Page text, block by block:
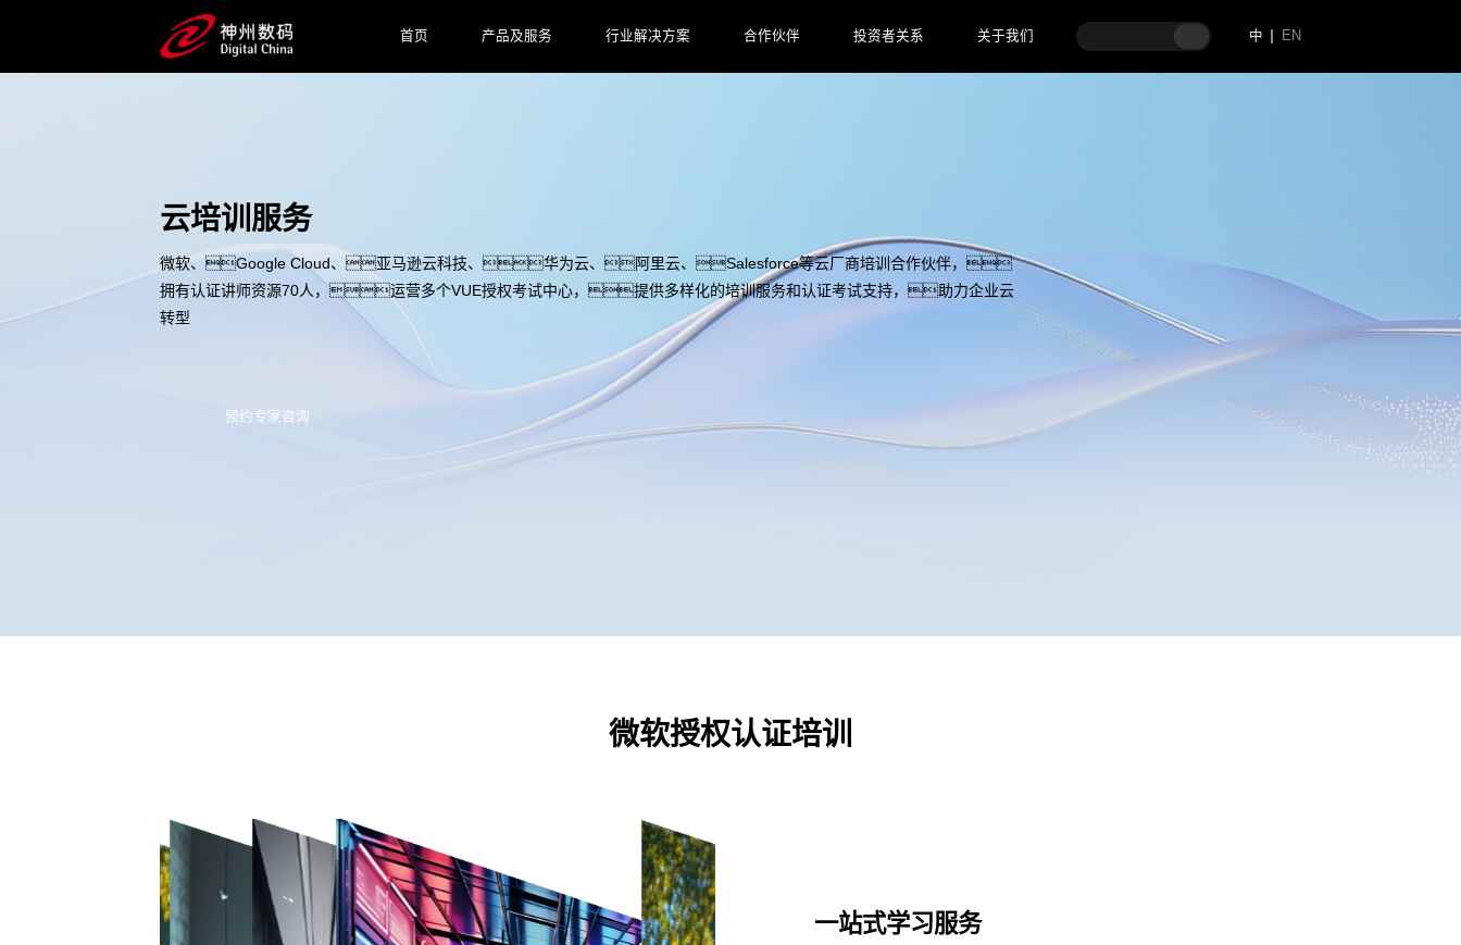
首页 产品及服务 行业解决方案 合作伙伴 投资者关系 关于我们 中 EN
云培训服务
微软、Google Cloud、亚马逊云科技、华为云、阿里云、Salesforce等云厂商培训合作伙伴，
拥有认证讲师资源70人，运营多个VUE授权考试中心，提供多样化的培训服务和认证考试支持，助力企业云
转型
预约专家咨询
微软授权认证培训
一站式学习服务